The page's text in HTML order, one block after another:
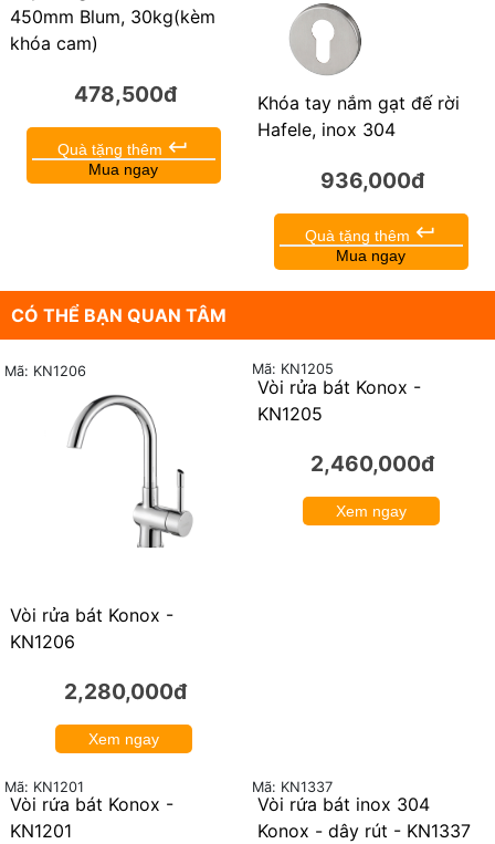
450mm Blum, 30kg(kèm
khóa cam)
478,500đ
Quà tặng thêm keyboard_return
Mua ngay
Khóa tay nắm gạt đế rời
Hafele, inox 304
936,000đ
Quà tặng thêm keyboard_return
Mua ngay
CÓ THỂ BẠN QUAN TÂM
Vòi rửa bát Konox -
KN1206
Mã: KN1206
2,280,000đ
Xem ngay
Vòi rửa bát Konox -
KN1205
Mã: KN1205
2,460,000đ
Xem ngay
Vòi rửa bát Konox -
KN1201
Mã: KN1201
Vòi rửa bát inox 304
Konox - dây rút - KN1337
Mã: KN1337